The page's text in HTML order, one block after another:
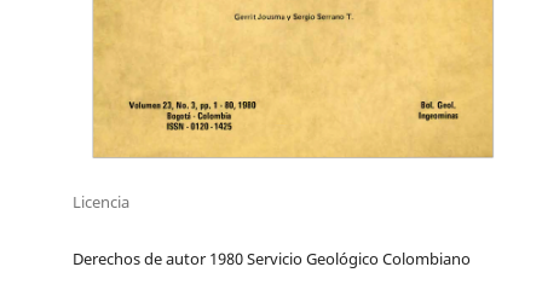
Licencia
Derechos de autor 1980 Servicio Geológico Colombiano